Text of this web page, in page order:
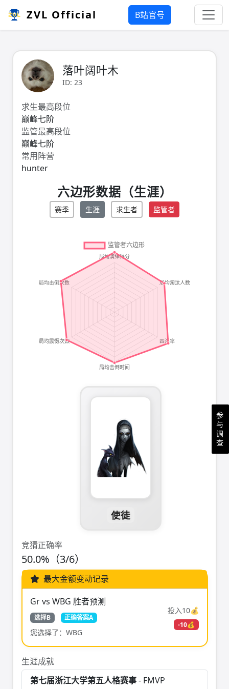
ZVL Official B站官号
落叶阔叶木
ID: 23
求生最高段位
巅峰七阶
监管最高段位
巅峰七阶
常用阵营
hunter
六边形数据（生涯）
赛季 生涯 求生者 监管者
使徒
竞猜正确率
50.0%（3/6）
最大金额变动记录
Gr vs WBG 胜者预测
选择B 正确答案A
您选择了：WBG
投入10💰
-10💰
生涯成就
第七届浙江大学第五人格赛事- FMVP
参
与
调
查